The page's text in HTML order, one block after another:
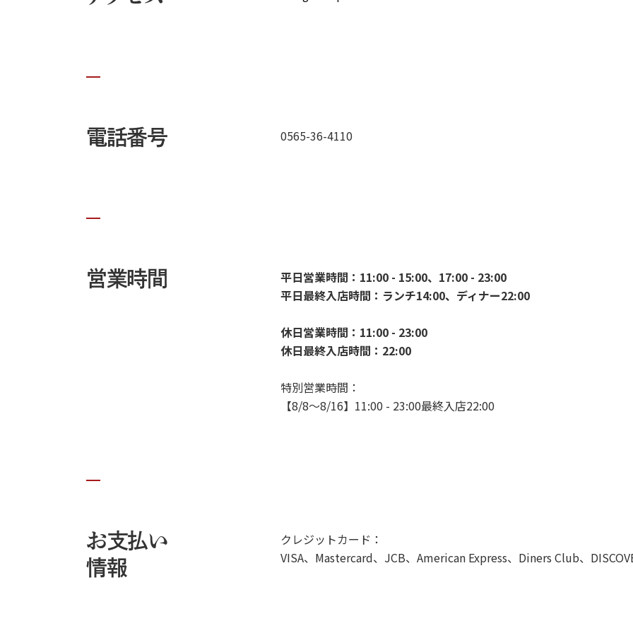
電話番号 0565-36-4110
営業時間
平日営業時間：11:00 - 15:00、17:00 - 23:00
平日最終入店時間：ランチ14:00、ディナー22:00
休日営業時間：11:00 - 23:00
休日最終入店時間：22:00
特別営業時間：
【8/8～8/16】11:00 - 23:00最終入店22:00
お支払い
情報
クレジットカード：
VISA、Mastercard、JCB、American Express、Diners Club、